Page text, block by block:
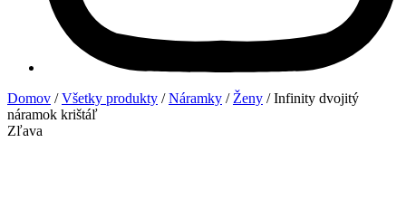
Domov /Všetky produkty /Náramky / Ženy / Infinity dvojitý
náramok krištáľ
Zľava